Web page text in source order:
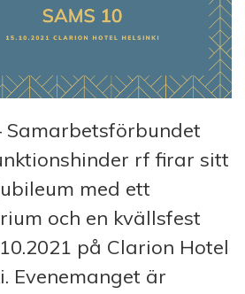
Samarbetsförbundet
rf firar sitt
med ett
och en kvällsfest
på Clarion Hotel
Evenemanget är